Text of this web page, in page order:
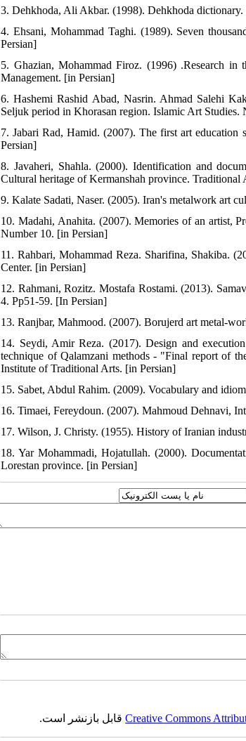
3. Dehkhoda, Ali Akbar. (1998). Dehkhoda
4. Ehsani, Mohammad Taghi. (1989). Seven
Persian]
5. Ghazian, Mohammad Firoz. (1996) .Research
Management. [in Persian]
6. Hashemi Rashid Abad, Nasrin. Ahmad Salehi
Seljuk period in Khorasan region. Islamic Art Studies.
7. Jabari Rad, Hamid. (2007). The first art
Persian]
8. Javaheri, Shahla. (2000). Identification and
Cultural heritage of Kermanshah province. Traditional
9. Kalate Sadati, Naser. (2005). Iran's metalwork art
10. Madahi, Anahita. (2007). Memories of an artist,
Number 10. [in Persian]
11. Rahbari, Mohammad Reza. Sharifina, Shakiba.
Center. [in Persian]
12. Rahmani, Rozitz. Mostafa Rostami. (2013).
4. Pp51-59. [In Persian]
13. Ranjbar, Mahmood. (2007). Borujerd art metal-
14. Seydi, Amir Reza. (2017). Design and
technique of Qalamzani methods - "Final report of
Institute of Traditional Arts. [in Persian]
15. Sabet, Abdul Rahim. (2009). Vocabulary and
16. Timaei, Fereydoun. (2007). Mahmoud Dehnavi,
17. Wilson, J. Christy. (1955). History of Iranian
18. Yar Mohammadi, Hojatullah. (2000).
Lorestan province. [in Persian]
Creative Commonsقابل بازنشر است.